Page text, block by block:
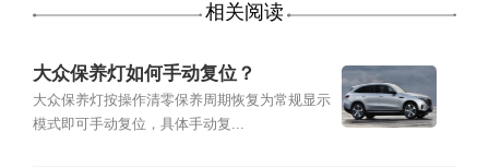
相关阅读
大众保养灯如何手动复位？
大众保养灯按操作清零保养周期恢复为常规显示
模式即可手动复位，具体手动复...